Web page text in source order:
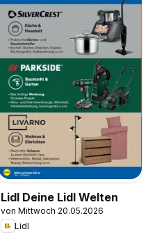
Lidl Deine Lidl Welten
von Mittwoch 20.05.2026
Lidl